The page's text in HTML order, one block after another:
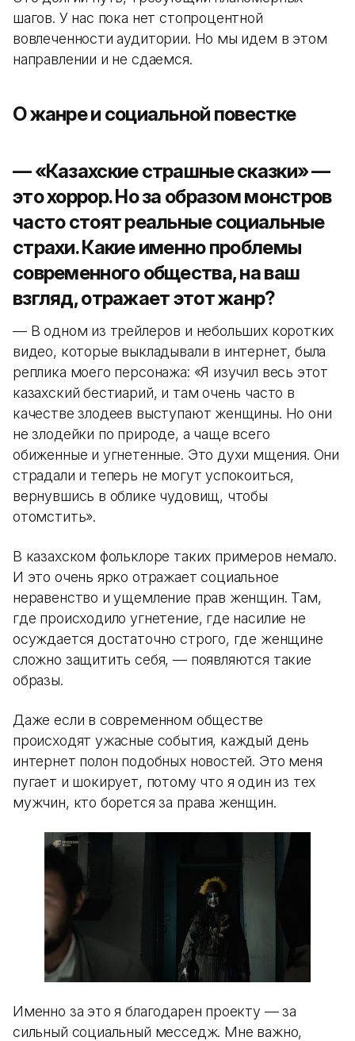
шагов. У нас пока нет стопроцентной
вовлеченности аудитории. Но мы идем в этом
направлении и не сдаемся.
О жанре и социальной повестке
— «Казахские страшные сказки» —
это хоррор. Но за образом монстров
часто стоят реальные социальные
страхи. Какие именно проблемы
современного общества, на ваш
взгляд, отражает этот жанр?
— В одном из трейлеров и небольших коротких
видео, которые выкладывали в интернет, была
реплика моего персонажа: «Я изучил весь этот
казахский бестиарий, и там очень часто в
качестве злодеев выступают женщины. Но они
не злодейки по природе, а чаще всего
обиженные и угнетенные. Это духи мщения. Они
страдали и теперь не могут успокоиться,
вернувшись в облике чудовищ, чтобы
отомстить».
В казахском фольклоре таких примеров немало.
И это очень ярко отражает социальное
неравенство и ущемление прав женщин. Там,
где происходило угнетение, где насилие не
осуждается достаточно строго, где женщине
сложно защитить себя, — появляются такие
образы.
Даже если в современном обществе
происходят ужасные события, каждый день
интернет полон подобных новостей. Это меня
пугает и шокирует, потому что я один из тех
мужчин, кто борется за права женщин.
Именно за это я благодарен проекту — за
сильный социальный месседж. Мне важно,